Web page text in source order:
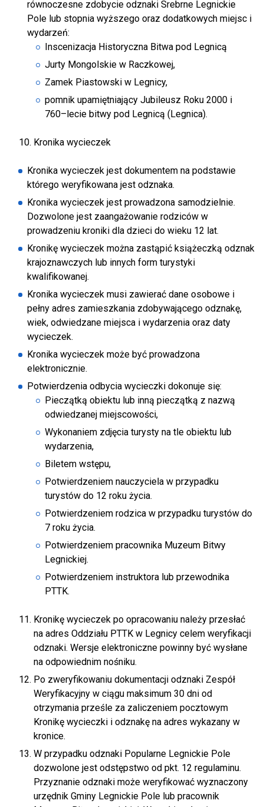
równoczesne zdobycie odznaki Srebrne Legnickie
Pole lub stopnia wyższego oraz dodatkowych miejsc i
wydarzeń:
Inscenizacja Historyczna Bitwa pod Legnicą
Jurty Mongolskie w Raczkowej,
Zamek Piastowski w Legnicy,
pomnik upamiętniający Jubileusz Roku 2000 i
760–lecie bitwy pod Legnicą (Legnica).
Kronika wycieczek
Kronika wycieczek jest dokumentem na podstawie
którego weryfikowana jest odznaka.
Kronika wycieczek jest prowadzona samodzielnie.
Dozwolone jest zaangażowanie rodziców w
prowadzeniu kroniki dla dzieci do wieku 12 lat.
Kronikę wycieczek można zastąpić książeczką odznak
krajoznawczych lub innych form turystyki
kwalifikowanej.
Kronika wycieczek musi zawierać dane osobowe i
pełny adres zamieszkania zdobywającego odznakę,
wiek, odwiedzane miejsca i wydarzenia oraz daty
wycieczek.
Kronika wycieczek może być prowadzona
elektronicznie.
Potwierdzenia odbycia wycieczki dokonuje się:
Pieczątką obiektu lub inną pieczątką z nazwą
odwiedzanej miejscowości,
Wykonaniem zdjęcia turysty na tle obiektu lub
wydarzenia,
Biletem wstępu,
Potwierdzeniem nauczyciela w przypadku
turystów do 12 roku życia.
Potwierdzeniem rodzica w przypadku turystów do
7 roku życia.
Potwierdzeniem pracownika Muzeum Bitwy
Legnickiej.
Potwierdzeniem instruktora lub przewodnika
PTTK.
Kronikę wycieczek po opracowaniu należy przesłać
na adres Oddziału PTTK w Legnicy celem weryfikacji
odznaki. Wersje elektroniczne powinny być wysłane
na odpowiednim nośniku.
Po zweryfikowaniu dokumentacji odznaki Zespół
Weryfikacyjny w ciągu maksimum 30 dni od
otrzymania prześle za zaliczeniem pocztowym
Kronikę wycieczki i odznakę na adres wykazany w
kronice.
W przypadku odznaki Popularne Legnickie Pole
dozwolone jest odstępstwo od pkt. 12 regulaminu.
Przyznanie odznaki może weryfikować wyznaczony
urzędnik Gminy Legnickie Pole lub pracownik